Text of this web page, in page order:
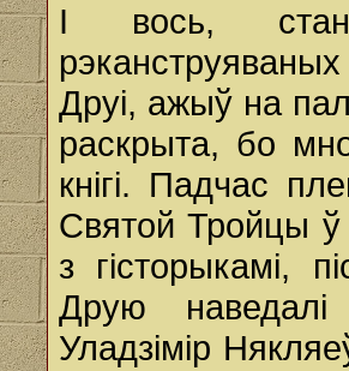
І вось,
Друі, ажыў на
раскрыта, бо
кнігі. Падчас
Святой Тройцы ў
з гісторыкамі,
Друю
Уладзімір